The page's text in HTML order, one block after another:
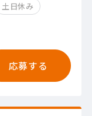
土日休み
応募する